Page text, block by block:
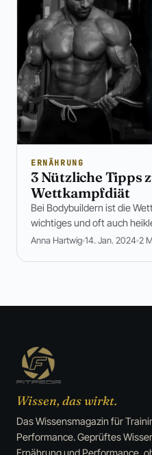
ERNÄHRUNG
3 Nützliche Tipps
Wettkampfdiät
Bei Bodybuildern ist die
wichtiges und oft auch
Anna Hartwig 14. Jan. 2024 2
Wissen, das wirkt.
Das Wissensmagazin für
Performance. Geprüftes
Ernährung und Performance,